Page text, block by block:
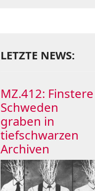
LETZTE NEWS:
MZ.412: Finstere
Schweden
graben in
tiefschwarzen
Archiven